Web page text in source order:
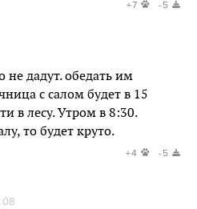
+7 -5
не дадут. обедать им
с салом будет в 15
в лесу. Утром в 8:30.
то будет круто.
+4 -5